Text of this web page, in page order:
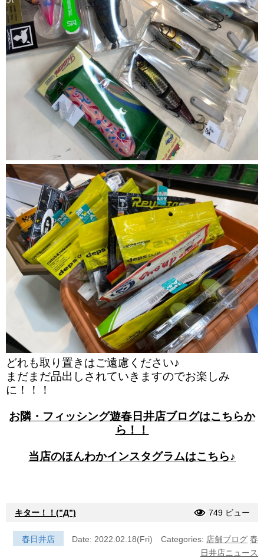
どれも取り置きはご遠慮ください♪
まだまだ品出しされていきますのでお楽しみ
に！！！
お隣・フィッシング遊春日井店ブログはこちらか
ら！！
当店のほんわかインスタグラムはこちら♪
キター！！(”Д”) 749 ビュー
春日井店 Date: 2022.02.18(Fri) Categories: 店舗ブログ 春
日井店ニュース